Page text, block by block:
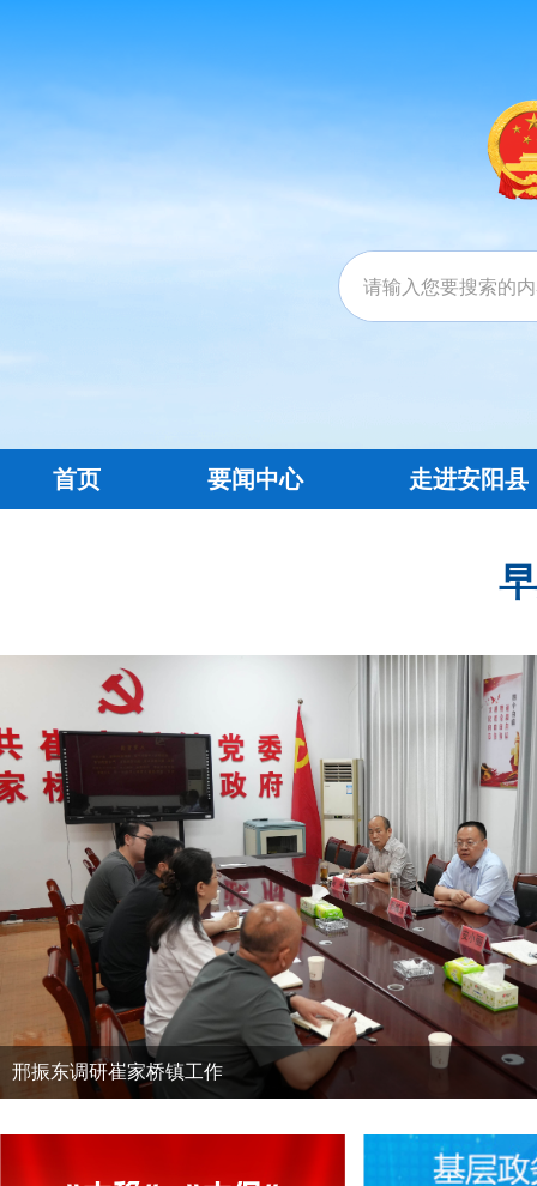
首页 要闻中心 走进安阳县
邢振东调研崔家桥镇工作